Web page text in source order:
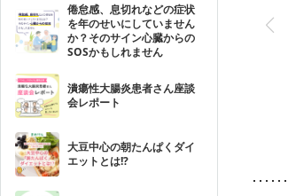
倦怠感、息切れなどの症状
を年のせいにしていません
か？そのサイン心臓からの
SOSかもしれません
潰瘍性大腸炎患者さん座談
会レポート
大豆中心の朝たんぱくダイ
エットとは!?